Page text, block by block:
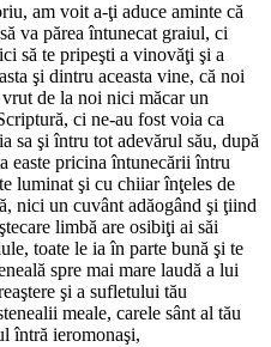
am voit a-ţi aduce aminte că
va părea întunecat graiul, ci
să te pripeşti a vinovăţi şi a
şi dintru aceasta vine, că noi
de la noi nici măcar un
ci ne-au fost voia ca
sa şi întru tot adevărul său, după
easte pricina întunecării întru
luminat şi cu chiiar înţeles de
nici un cuvânt adăogând şi ţiind
limbă are osibiţi ai săi
toate le ia în parte bună şi te
spre mai mare laudă a lui
şi a sufletului tău
meale, carele sânt al tău
întră ieromonaşi,